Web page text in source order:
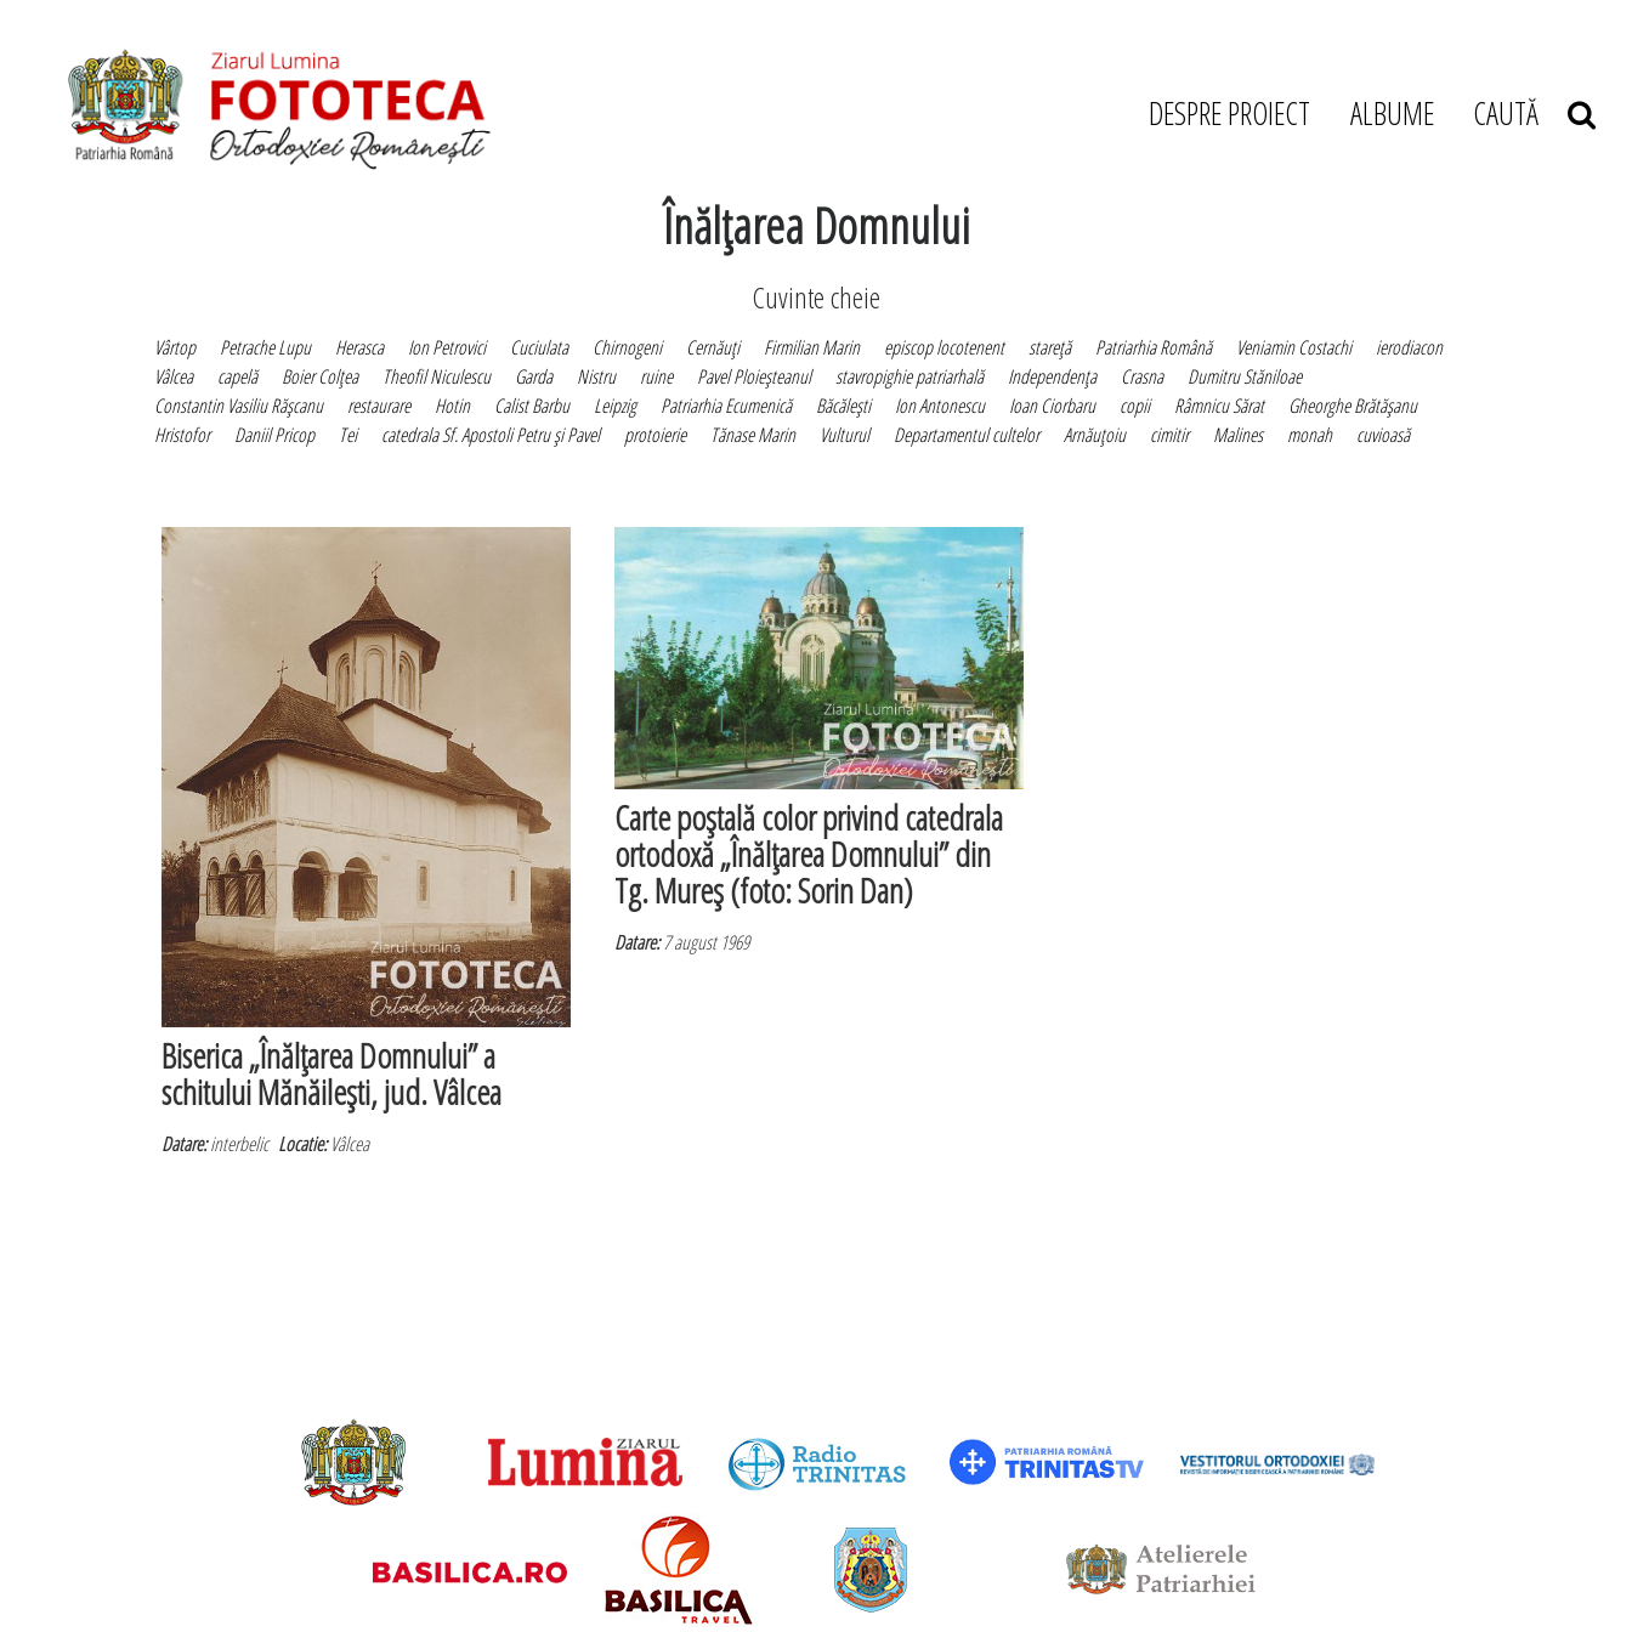
DESPRE PROIECT ALBUME CAUTĂ
Înălţarea Domnului
Cuvinte cheie
Vârtop Petrache Lupu Herasca Ion Petrovici Cuciulata Chirnogeni Cernăuţi Firmilian Marin episcop locotenent stareţă Patriarhia Română Veniamin Costachi
ierodiacon
Vâlcea
capelă Boier Colţea Theofil Niculescu Garda Nistru ruine Pavel Ploieşteanul stavropighie patriarhală Independenţa Crasna
Dumitru Stăniloae
Constantin Vasiliu Răşcanu
restaurare Hotin Calist Barbu Leipzig Patriarhia Ecumenică Băcăleşti Ion Antonescu Ioan Ciorbaru copii Râmnicu Sărat
Gheorghe Brătăşanu
Hristofor
Daniil Pricop Tei catedrala Sf. Apostoli Petru şi Pavel protoierie Tănase Marin Vulturul Departamentul cultelor Arnăuţoiu cimitir Malines monah cuvioasă
Biserica „Înălţarea Domnului” a
schitului Mănăileşti, jud. Vâlcea
Datare:interbelicLocatie:Vâlcea
Carte poştală color privind catedrala
ortodoxă „Înălţarea Domnului” din
Tg. Mureş (foto: Sorin Dan)
Datare:7 august 1969